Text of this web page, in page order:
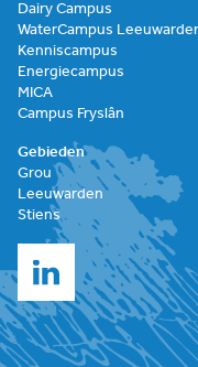
Dairy Campus
WaterCampus
Kenniscampus
Energiecampus
MICA
Campus Fryslân
Gebieden
Grou
Leeuwarden
Stiens